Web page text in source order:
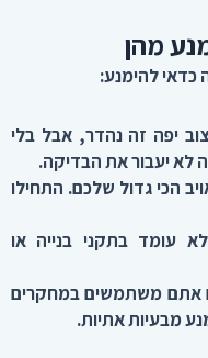
מהן
כדאי להימנע:
יפה זה נהדר, אבל בלי
לא יעבור את הבדיקה.
הכי גדול שלכם. התחילו
עומד בתקני בנייה או
אתם משתמשים במחקרים
מבעיות אתיות.